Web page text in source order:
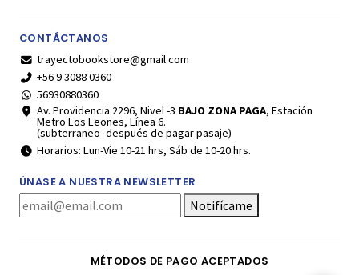
CONTÁCTANOS
trayectobookstore@gmail.com
+56 9 3088 0360
56930880360
Av. Providencia 2296, Nivel -3 BAJO ZONA PAGA, Estación
Metro Los Leones, Línea 6.
(subterraneo- después de pagar pasaje)
Horarios: Lun-Vie 10-21 hrs, Sáb de 10-20 hrs.
ÚNASE A NUESTRA NEWSLETTER
Notifícame
MÉTODOS DE PAGO ACEPTADOS